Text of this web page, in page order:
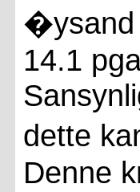
�ysand
14.1
dette
Denne